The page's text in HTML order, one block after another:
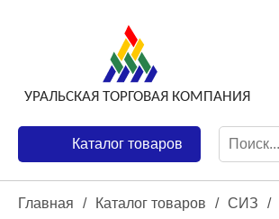
Каталог товаров
Главная / Каталог товаров / СИЗ /